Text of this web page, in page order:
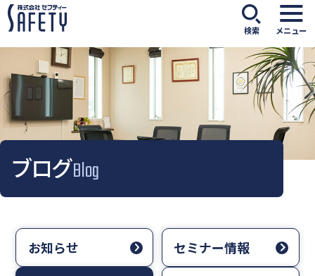
検索 メニュー
ブログBlog
お知らせ セミナー情報